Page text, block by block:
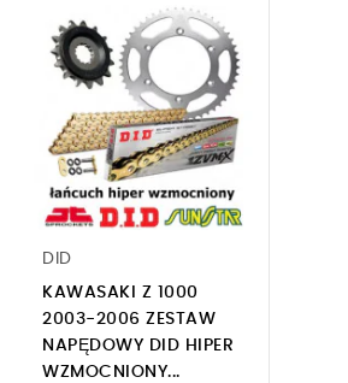
DID
KAWASAKI Z 1000
2003-2006 ZESTAW
NAPĘDOWY DID HIPER
WZMOCNIONY...